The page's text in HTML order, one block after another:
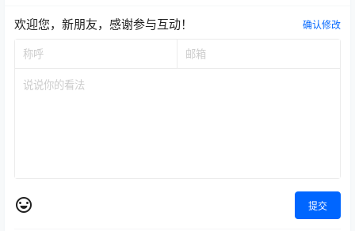
欢迎您，新朋友，感谢参与互动！ 确认修改
提交